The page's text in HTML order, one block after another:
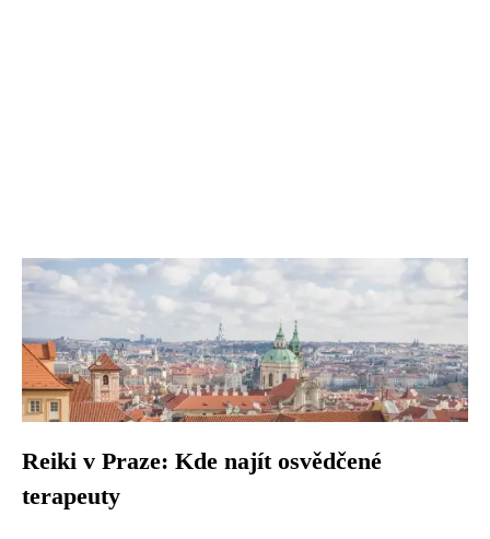
Reiki v Praze: Kde najít osvědčené
terapeuty